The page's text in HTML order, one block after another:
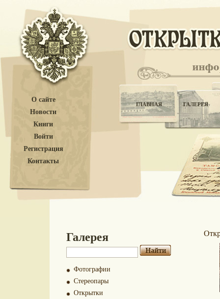
О сайте
Новости
Книги
Войти
Регистрация
Контакты
ГЛАВНАЯ ГАЛЕРЕЯ
Галерея
Фотографии
Стереопары
Открытки